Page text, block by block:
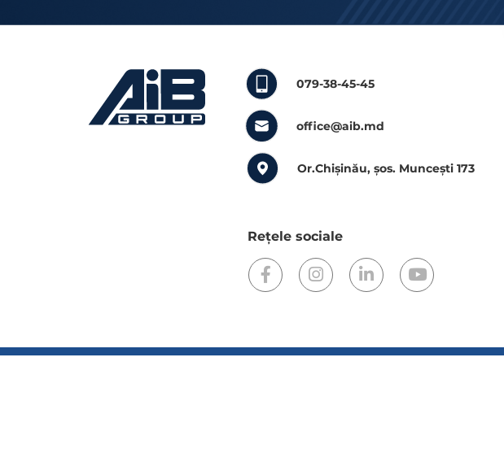
079-38-45-45
office@aib.md
Or.Chișinău, șos. Muncești 173
Rețele sociale